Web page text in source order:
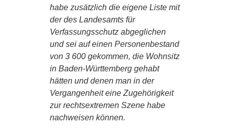
habe zusätzlich die eigene Liste mit
der des Landesamts für
Verfassungsschutz abgeglichen
und sei auf einen Personenbestand
von 3 600 gekommen, die Wohnsitz
in Baden-Württemberg gehabt
hätten und denen man in der
Vergangenheit eine Zugehörigkeit
zur rechtsextremen Szene habe
nachweisen können.